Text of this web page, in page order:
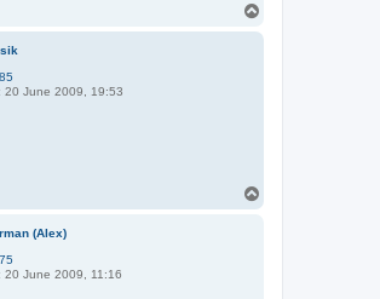
85
20 June 2009, 19:53
(Alex)
75
20 June 2009, 11:16